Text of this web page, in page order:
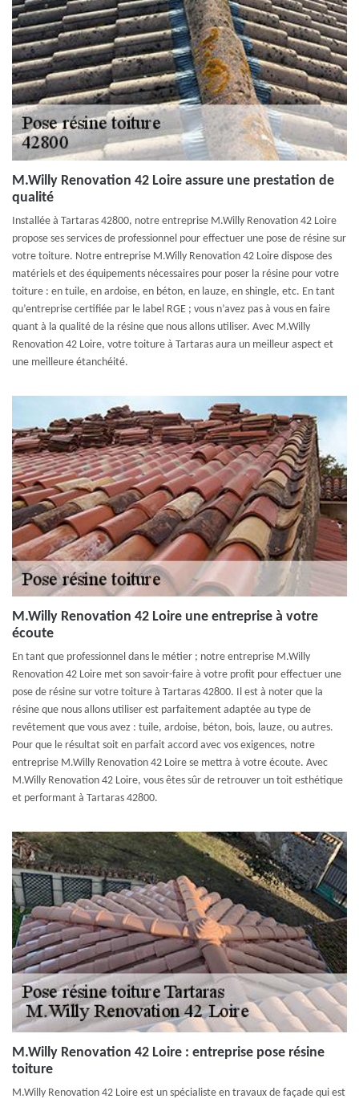
M.Willy Renovation 42 Loire assure une prestation de
qualité
Installée à Tartaras 42800, notre entreprise M.Willy Renovation 42 Loire
propose ses services de professionnel pour effectuer une pose de résine sur
votre toiture. Notre entreprise M.Willy Renovation 42 Loire dispose des
matériels et des équipements nécessaires pour poser la résine pour votre
toiture : en tuile, en ardoise, en béton, en lauze, en shingle, etc. En tant
qu’entreprise certifiée par le label RGE ; vous n’avez pas à vous en faire
quant à la qualité de la résine que nous allons utiliser. Avec M.Willy
Renovation 42 Loire, votre toiture à Tartaras aura un meilleur aspect et
une meilleure étanchéité.
M.Willy Renovation 42 Loire une entreprise à votre
écoute
En tant que professionnel dans le métier ; notre entreprise M.Willy
Renovation 42 Loire met son savoir-faire à votre profit pour effectuer une
pose de résine sur votre toiture à Tartaras 42800. Il est à noter que la
résine que nous allons utiliser est parfaitement adaptée au type de
revêtement que vous avez : tuile, ardoise, béton, bois, lauze, ou autres.
Pour que le résultat soit en parfait accord avec vos exigences, notre
entreprise M.Willy Renovation 42 Loire se mettra à votre écoute. Avec
M.Willy Renovation 42 Loire, vous êtes sûr de retrouver un toit esthétique
et performant à Tartaras 42800.
M.Willy Renovation 42 Loire : entreprise pose résine
toiture
M.Willy Renovation 42 Loire est un spécialiste en travaux de façade qui est